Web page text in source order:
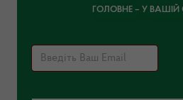
ГОЛОВНЕ – У ВАШІЙ